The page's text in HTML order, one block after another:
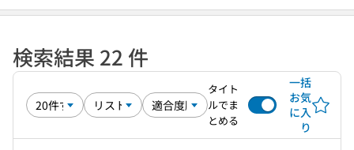
検索結果 22 件
タイト
ルでま
とめる
一括
お気
に入
り